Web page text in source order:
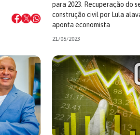
para 2023. Recuperação do
construção civil por Lula
aponta economista
21/06/2023